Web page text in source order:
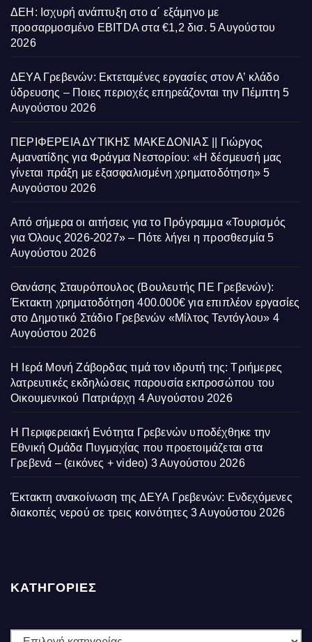
ΔΕΗ: Ισχυρή ανάπτυξη στο α΄ εξάμηνο με
προσαρμοσμένο EBITDA στα €1,2 δισ. 5 Αυγούστου
2026
ΔΕΥΑ Γρεβενών: Εκτεταμένες εργασίες στον Α’ κλάδο
ύδρευσης – Ποιες περιοχές επηρεάζονται την Πέμπτη 5
Αυγούστου 2026
ΠΕΡΙΦΕΡΕΙΑ ΔΥΤΙΚΗΣ ΜΑΚΕΔΟΝΙΑΣ || Γιώργος
Αμανατίδης για Φράγμα Νεστορίου: «Η δέσμευσή μας
γίνεται πράξη με εξασφαλισμένη χρηματοδότηση» 5
Αυγούστου 2026
Από σήμερα οι αιτήσεις για το Πρόγραμμα «Τουρισμός
για Όλους 2026-2027» – Πότε λήγει η προσθεσμία 5
Αυγούστου 2026
Θανάσης Σταυρόπουλος (Βουλευτής ΠΕ Γρεβενών):
Έκτακτη χρηματοδότηση 400.000€ για επιπλέον εργασίες
στο Δημοτικό Στάδιο Γρεβενών «Μίλτος Τεντόγλου» 4
Αυγούστου 2026
Η Ιερά Μονή Ζάβορδας τιμά τον ιδρυτή της: Τριήμερες
λατρευτικές εκδηλώσεις παρουσία εκπροσώπου του
Οικουμενικού Πατριάρχη 4 Αυγούστου 2026
Η Περιφερειακή Ενότητα Γρεβενών υποδέχθηκε την
Εθνική Ομάδα Πυγμαχίας που προετοιμάζεται στα
Γρεβενά – (εικόνες + video) 3 Αυγούστου 2026
Έκτακτη ανακοίνωση της ΔΕΥΑ Γρεβενών: Ενδεχόμενες
διακοπές νερού σε τρεις κοινότητες 3 Αυγούστου 2026
ΚΑΤΗΓΟΡΙΕΣ
ΚΑΤΗΓΟΡΙΕΣ